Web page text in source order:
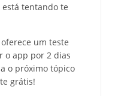
tentando te
um teste
o app por 2 dias
o próximo tópico
grátis!